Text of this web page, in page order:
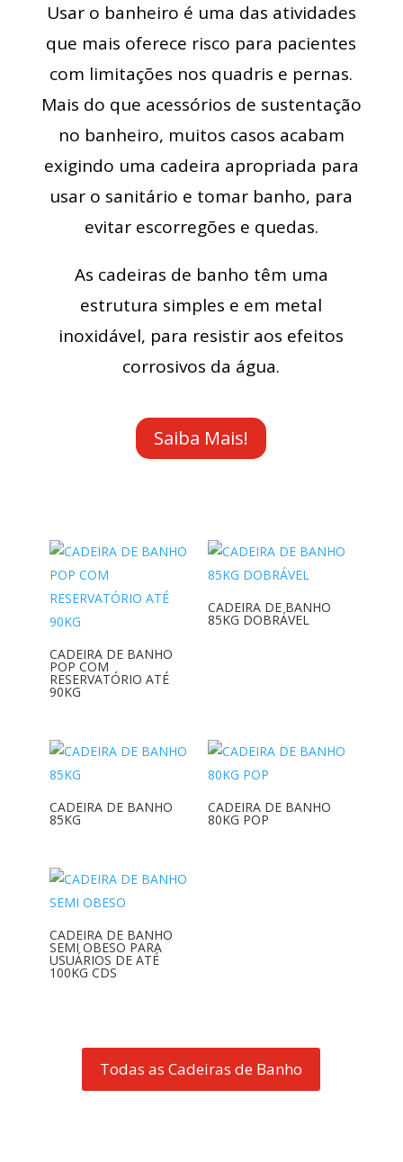
Usar o banheiro é uma das atividades
que mais oferece risco para pacientes
com limitações nos quadris e pernas.
Mais do que acessórios de sustentação
no banheiro, muitos casos acabam
exigindo uma cadeira apropriada para
usar o sanitário e tomar banho, para
evitar escorregões e quedas.
As cadeiras de banho têm uma
estrutura simples e em metal
inoxidável, para resistir aos efeitos
corrosivos da água.
Saiba Mais!
CADEIRA DE BANHO
POP COM
RESERVATÓRIO ATÉ
90KG
CADEIRA DE BANHO
85KG DOBRÁVEL
CADEIRA DE BANHO
85KG
CADEIRA DE BANHO
80KG POP
CADEIRA DE BANHO
SEMI OBESO PARA
USUÁRIOS DE ATÉ
100KG CDS
Todas as Cadeiras de Banho